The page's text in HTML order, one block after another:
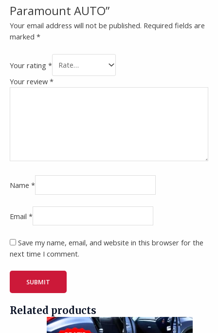
Paramount AUTO”
Your email address will not be published. Required fields are
marked *
Your rating *
Your review *
Name *
Email *
Save my name, email, and website in this browser for the
next time I comment.
Related products